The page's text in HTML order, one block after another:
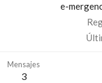
e-
Mensajes
3